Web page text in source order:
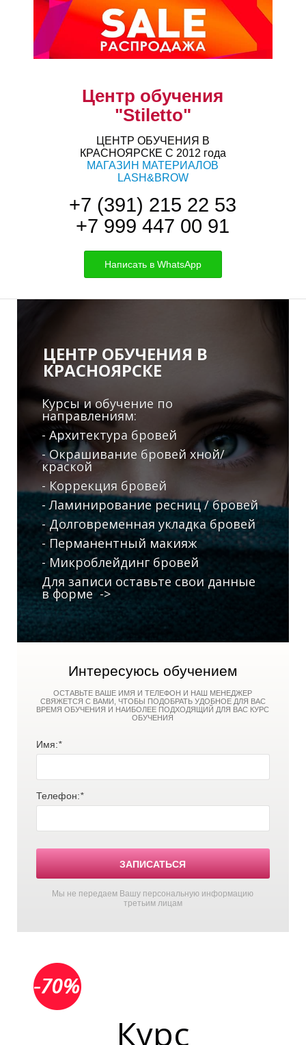
Центр обучения
"Stiletto"
ЦЕНТР ОБУЧЕНИЯ В
КРАСНОЯРСКЕ С 2012 года
МАГАЗИН МАТЕРИАЛОВ
LASH&BROW
+7 (391) 215 22 53
+7 999 447 00 91
Написать в WhatsApp
ЦЕНТР ОБУЧЕНИЯ В
КРАСНОЯРСКЕ
Курсы и обучение по
направлениям:
- Архитектура бровей
- Окрашивание бровей хной/
краской
- Коррекция бровей
- Ламинирование ресниц / бровей
- Долговременная укладка бровей
- Перманентный макияж
- Микроблейдинг бровей
Для записи оставьте свои данные
в форме ->
Интересуюсь обучением
ОСТАВЬТЕ ВАШЕ ИМЯ И ТЕЛЕФОН И НАШ МЕНЕДЖЕР
СВЯЖЕТСЯ С ВАМИ, ЧТОБЫ ПОДОБРАТЬ УДОБНОЕ ДЛЯ ВАС
ВРЕМЯ ОБУЧЕНИЯ И НАИБОЛЕЕ ПОДХОДЯЩИЙ ДЛЯ ВАС КУРС
ОБУЧЕНИЯ
Имя:*
Телефон:*
ЗАПИСАТЬСЯ
Мы не передаем Вашу персональную информацию
третьим лицам
Курс